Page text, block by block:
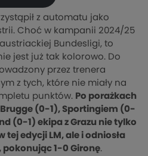
z automatu jako
Choć w kampanii 2024/25
Bundesligi, to
jest już tak kolorowo. Do
przez trenera
z tych, które nie miały na
punktów. Po porażkach
(0-1), Sportingiem (0-
(0-1) ekipa z Grazu nie tylko
tej edycji LM, ale i odniosła
1-0 Gironę.